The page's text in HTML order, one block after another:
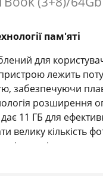
пам'яті
для
лежить
забезпечуючи
розширення
дає 11 ГБ для
велику кількість
знімає